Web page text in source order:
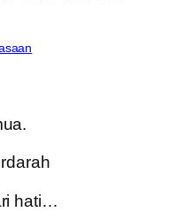
hati…